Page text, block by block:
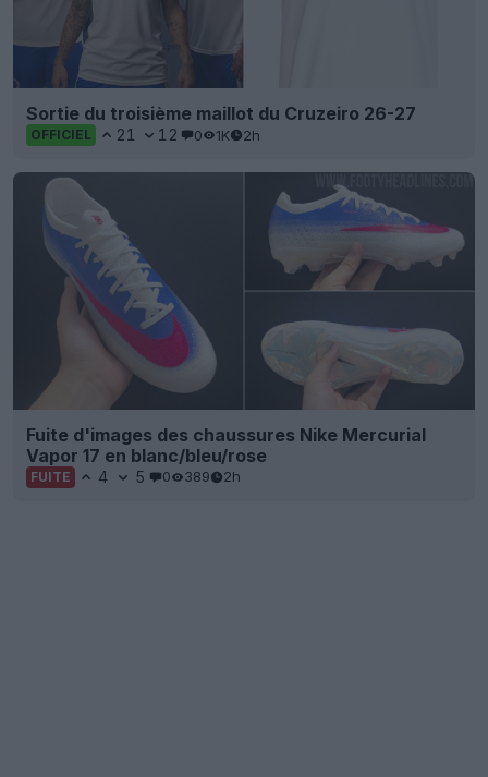
Sortie du troisième maillot du Cruzeiro 26-27
OFFICIEL 21 12 0 1K 2h
Fuite d'images des chaussures Nike Mercurial
Vapor 17 en blanc/bleu/rose
FUITE 4 5 0 389 2h